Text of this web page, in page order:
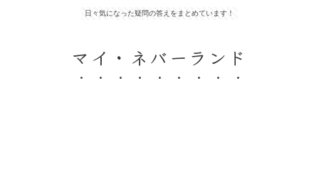
日々気になった疑問の答えをまとめています！
マイ・ネバーランド